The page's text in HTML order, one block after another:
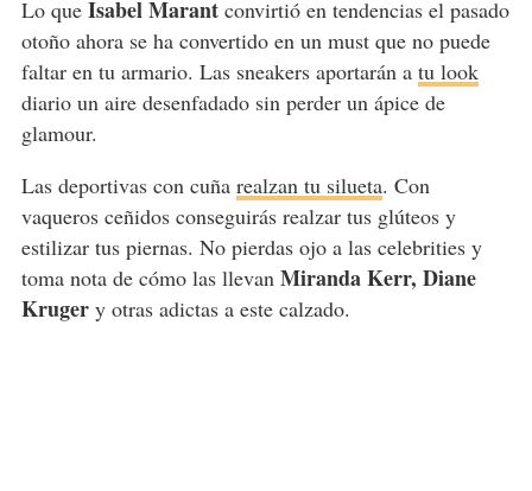
Lo que Isabel Marantconvirtió en tendencias el pasado
otoño ahora se ha convertido en un must que no puede
faltar en tu armario. Las sneakers aportarán a tu look
diario un aire desenfadado sin perder un ápice de
glamour.
Las deportivas con cuña realzan tu silueta. Con
vaqueros ceñidos conseguirás realzar tus glúteos y
estilizar tus piernas. No pierdas ojo a las celebrities y
toma nota de cómo las llevan Miranda Kerr, Diane
Krugery otras adictas a este calzado.